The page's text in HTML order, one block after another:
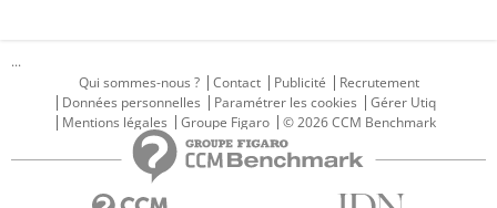
...
Qui sommes-nous ?
Contact Publicité
Recrutement
Données personnelles
Paramétrer les cookies
Gérer Utiq
Mentions légales
Groupe Figaro © 2026 CCM Benchmark